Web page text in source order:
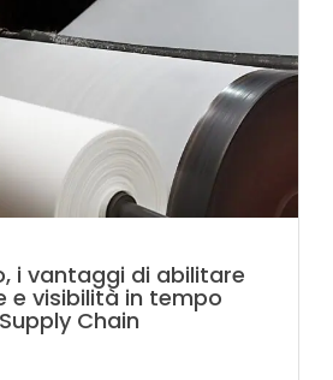
i vantaggi di abilitare
e visibilità in tempo
Chain